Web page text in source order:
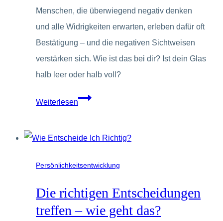
Menschen, die überwiegend negativ denken
und alle Widrigkeiten erwarten, erleben dafür oft
Bestätigung – und die negativen Sichtweisen
verstärken sich. Wie ist das bei dir? Ist dein Glas
halb leer oder halb voll?
WeiterlesenEndlich
denken!
Persönlichkeitsentwicklung
Die richtigen Entscheidungen
treffen – wie geht das?